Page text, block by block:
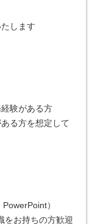
します
験がある方
る方を想定して
）
をお持ちの方歓迎